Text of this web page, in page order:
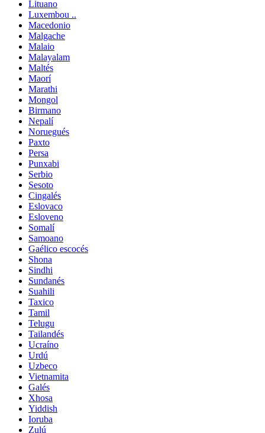
Lituano
Luxembou ..
Macedonio
Malgache
Malaio
Malayalam
Maltés
Maorí
Marathi
Mongol
Birmano
Nepalí
Noruegués
Paxto
Persa
Punxabi
Serbio
Sesoto
Cingalés
Eslovaco
Esloveno
Somalí
Samoano
Gaélico escocés
Shona
Sindhi
Sundanés
Suahili
Taxico
Tamil
Telugu
Tailandés
Ucraíno
Urdú
Uzbeco
Vietnamita
Galés
Xhosa
Yiddish
Ioruba
Zulú